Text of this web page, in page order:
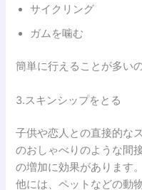
サイクリング
ガムを噛む
簡単に行えることが多い
3.スキンシップをとる
子供や恋人との直接的な
のおしゃべりのような間
の増加に効果があります。
他には、ペットなどの動